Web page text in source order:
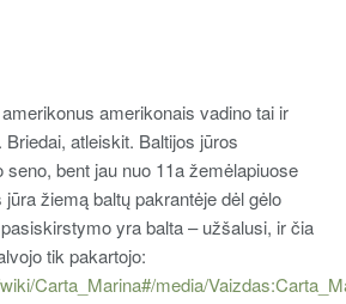
amerikonais vadino tai ir
atleiskit. Baltijos jūros
bent jau nuo 11a žemėlapiuose
žiemą baltų pakrantėje dėl gėlo
yra balta – užšalusi, ir čia
tik pakartojo:
Carta_Marina#/media/